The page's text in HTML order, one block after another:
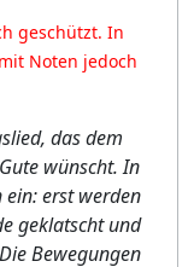
geschützt. In
Noten jedoch
das dem
wünscht. In
erst werden
geklatscht und
Bewegungen